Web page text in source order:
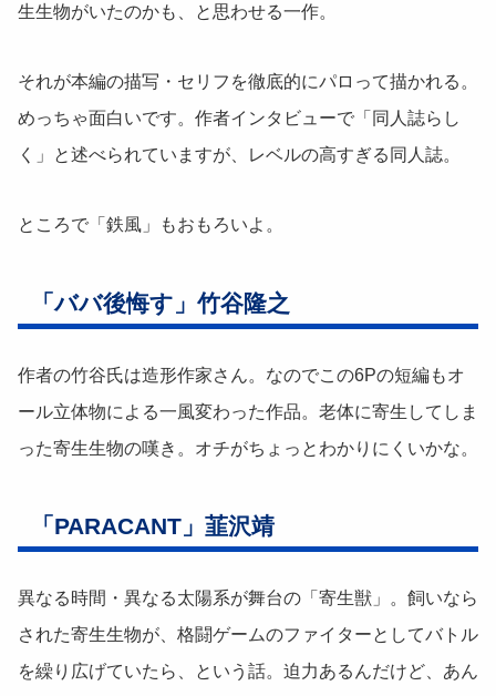
生生物がいたのかも、と思わせる一作。
それが本編の描写・セリフを徹底的にパロって描かれる。
めっちゃ面白いです。作者インタビューで「同人誌らし
く」と述べられていますが、レベルの高すぎる同人誌。
ところで「鉄風」もおもろいよ。
「ババ後悔す」竹谷隆之
作者の竹谷氏は造形作家さん。なのでこの6Pの短編もオ
ール立体物による一風変わった作品。老体に寄生してしま
った寄生生物の嘆き。オチがちょっとわかりにくいかな。
「PARACANT」韮沢靖
異なる時間・異なる太陽系が舞台の「寄生獣」。飼いなら
された寄生生物が、格闘ゲームのファイターとしてバトル
を繰り広げていたら、という話。迫力あるんだけど、あん